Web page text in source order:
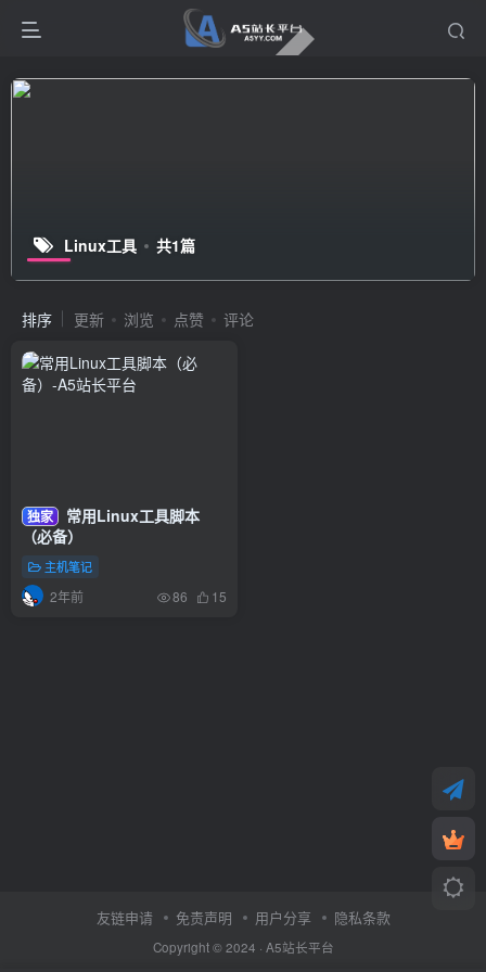
Linux工具 共1篇
排序 更新 浏览 点赞 评论
独家
常用Linux工具脚本
（必备）
主机笔记
2年前 86 15
友链申请 免责声明 用户分享 隐私条款
Copyright © 2024 · A5站长平台